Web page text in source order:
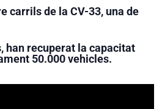
carrils de la CV-33, una de
han recuperat la capacitat
50.000 vehicles.